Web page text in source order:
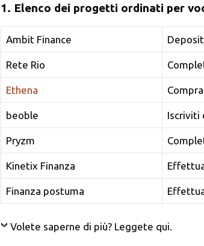
1. Elenco dei progetti ordinati per
Ambit Finance
Rete Rio
Ethena
beoble Iscriviti
Pryzm
Kinetix Finanza
Finanza postuma
Volete saperne di più? Leggete qui.